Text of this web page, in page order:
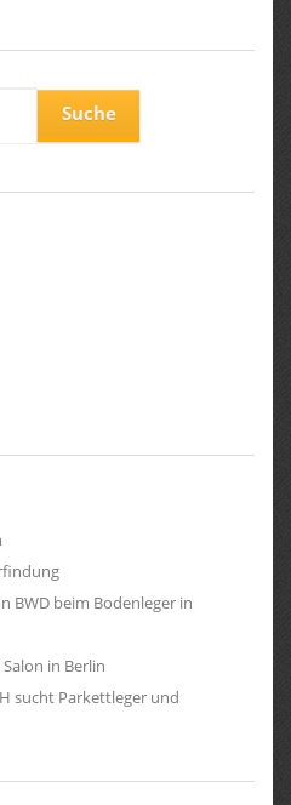
BWD beim Bodenleger in
in Berlin
sucht Parkettleger und